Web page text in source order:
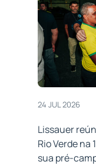
24 JUL 2026
Lissauer
Rio Verde na
sua pré-